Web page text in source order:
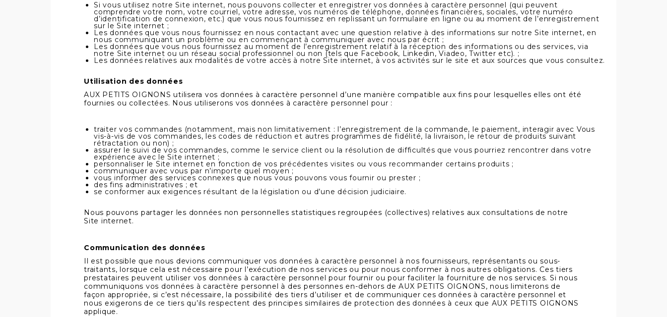
Si vous utilisez notre Site internet, nous pouvons collecter et enregistrer vos données à caractère personnel (qui peuvent
comprendre votre nom, votre courriel, votre adresse, vos numéros de téléphone, données financières, sociales, votre numéro
d’identification de connexion, etc.) que vous nous fournissez en replissant un formulaire en ligne ou au moment de l’enregistrement
sur le Site internet ;
Les données que vous nous fournissez en nous contactant avec une question relative à des informations sur notre Site internet, en
nous communiquant un problème ou en commençant à communiquer avec nous par écrit ;
Les données que vous nous fournissez au moment de l’enregistrement relatif à la réception des informations ou des services, via
notre Site internet ou un réseau social professionnel ou non (tels que Facebook, Linkedin, Viadeo, Twitter etc). ;
Les données relatives aux modalités de votre accès à notre Site internet, à vos activités sur le site et aux sources que vous consultez.
Utilisation des données
AUX PETITS OIGNONS utilisera vos données à caractère personnel d’une manière compatible aux fins pour lesquelles elles ont été
fournies ou collectées. Nous utiliserons vos données à caractère personnel pour :
traiter vos commandes (notamment, mais non limitativement : l’enregistrement de la commande, le paiement, interagir avec Vous
vis-à-vis de vos commandes, les codes de réduction et autres programmes de fidélité, la livraison, le retour de produits suivant
rétractation ou non) ;
assurer le suivi de vos commandes, comme le service client ou la résolution de difficultés que vous pourriez rencontrer dans votre
expérience avec le Site internet ;
personnaliser le Site internet en fonction de vos précédentes visites ou vous recommander certains produits ;
communiquer avec vous par n’importe quel moyen ;
vous informer des services connexes que nous vous pouvons vous fournir ou prester ;
des fins administratives ; et
se conformer aux exigences résultant de la législation ou d’une décision judiciaire.
Nous pouvons partager les données non personnelles statistiques regroupées (collectives) relatives aux consultations de notre
Site internet.
Communication des données
Il est possible que nous devions communiquer vos données à caractère personnel à nos fournisseurs, représentants ou sous-
traitants, lorsque cela est nécessaire pour l’exécution de nos services ou pour nous conformer à nos autres obligations. Ces tiers
prestataires peuvent utiliser vos données à caractère personnel pour fournir ou pour faciliter la fourniture de nos services. Si nous
communiquons vos données à caractère personnel à des personnes en-dehors de AUX PETITS OIGNONS, nous limiterons de
façon appropriée, si c’est nécessaire, la possibilité des tiers d’utiliser et de communiquer ces données à caractère personnel et
nous exigerons de ce tiers qu’ils respectent des principes similaires de protection des données à ceux que AUX PETITS OIGNONS
applique.